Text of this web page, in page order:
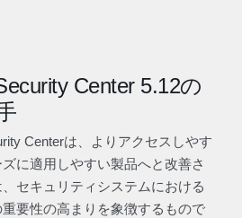
Center 5.12の
Centerは、よりアクセスしやす
に適用しやすい製品へと改善さ
セキュリティシステムにおける
要性の高まりを象徴するもので